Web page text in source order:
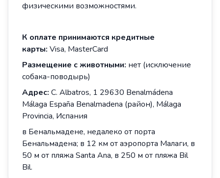
физическими возможностями.
К оплате принимаются кредитные
карты: Visa, MasterCard
Размещение с животными: нет (исключение
собака-поводырь)
Адрес: C. Albatros, 1 29630 Benalmádena
Málaga España Benalmadena (район), Málaga
Provincia, Испания
в Бенальмадене, недалеко от порта
Бенальмадена; в 12 км от аэропорта Малаги, в
50 м от пляжа Santa Ana, в 250 м от пляжа Bil
Bil.